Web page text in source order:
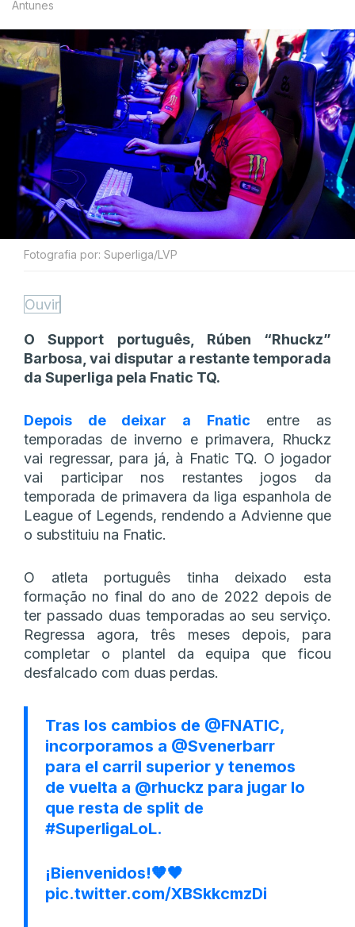
Antunes
Fotografia por: Superliga/LVP
Ouvir
O Support português, Rúben “Rhuckz”
Barbosa, vai disputar a restante temporada
da Superliga pela Fnatic TQ.
Depois de deixar a Fnatic entre as
temporadas de inverno e primavera, Rhuckz
vai regressar, para já, à Fnatic TQ. O jogador
vai participar nos restantes jogos da
temporada de primavera da liga espanhola de
League of Legends, rendendo a Advienne que
o substituiu na Fnatic.
O atleta português tinha deixado esta
formação no final do ano de 2022 depois de
ter passado duas temporadas ao seu serviço.
Regressa agora, três meses depois, para
completar o plantel da equipa que ficou
desfalcado com duas perdas.
Tras los cambios de @FNATIC,
incorporamos a @Svenerbarr
para el carril superior y tenemos
de vuelta a @rhuckz para jugar lo
que resta de split de
#SuperligaLoL.
¡Bienvenidos!🧡🖤
pic.twitter.com/XBSkkcmzDi